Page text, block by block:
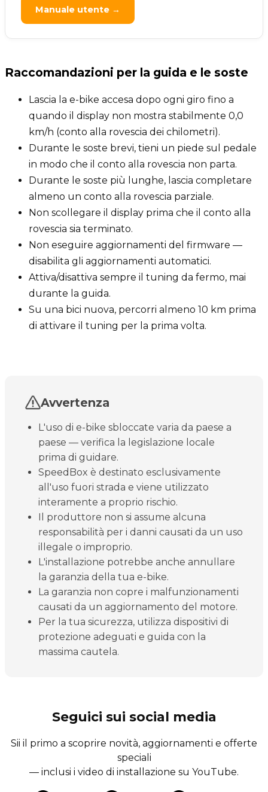
Manuale utente →
Raccomandazioni per la guida e le soste
Lascia la e-bike accesa dopo ogni giro fino a
quando il display non mostra stabilmente 0,0
km/h (conto alla rovescia dei chilometri).
Durante le soste brevi, tieni un piede sul pedale
in modo che il conto alla rovescia non parta.
Durante le soste più lunghe, lascia completare
almeno un conto alla rovescia parziale.
Non scollegare il display prima che il conto alla
rovescia sia terminato.
Non eseguire aggiornamenti del firmware —
disabilita gli aggiornamenti automatici.
Attiva/disattiva sempre il tuning da fermo, mai
durante la guida.
Su una bici nuova, percorri almeno 10 km prima
di attivare il tuning per la prima volta.
Avvertenza
L'uso di e-bike sbloccate varia da paese a
paese — verifica la legislazione locale
prima di guidare.
SpeedBox è destinato esclusivamente
all'uso fuori strada e viene utilizzato
interamente a proprio rischio.
Il produttore non si assume alcuna
responsabilità per i danni causati da un uso
illegale o improprio.
L'installazione potrebbe anche annullare
la garanzia della tua e-bike.
La garanzia non copre i malfunzionamenti
causati da un aggiornamento del motore.
Per la tua sicurezza, utilizza dispositivi di
protezione adeguati e guida con la
massima cautela.
Seguici sui social media
Sii il primo a scoprire novità, aggiornamenti e offerte
speciali
— inclusi i video di installazione su YouTube.